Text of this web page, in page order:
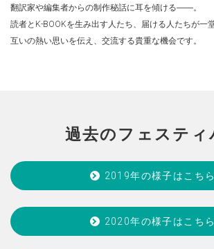
翻訳家や編集者からの制作秘話に⽿を傾ける――。
読者とK-BOOKを⽣み出す⼈たち、届ける⼈たちが⼀
互いの熱い思いを伝え、交流する貴重な機会です。
過去のフェスティ
2019年の様⼦はこちら
2020年の様⼦はこちら